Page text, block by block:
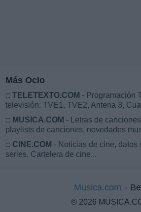
Más Ocio
:: TELETEXTO.COM - Programación
televisión: TVE1, TVE2, Antena 3,
:: MUSICA.COM - Letras de
playlists de canciones, novedades
:: CINE.COM - Noticias de cine, datos
series. Cartelera de cine...
Musica.com
© 2026